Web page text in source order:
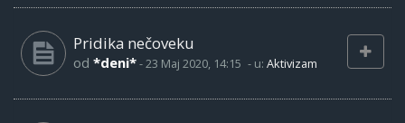
Pridika nečoveku
od *deni*-23 Maj 2020, 14:15 - u: Aktivizam